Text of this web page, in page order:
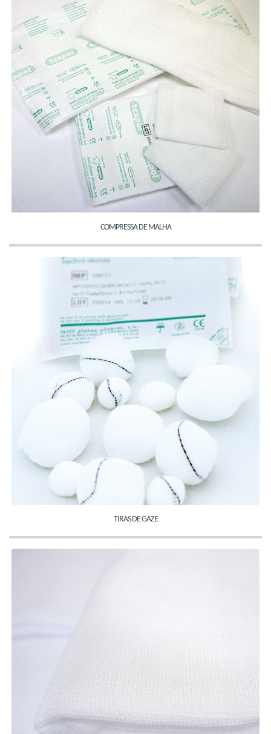
COMPRESSA DE MALHA
TIRAS DE GAZE